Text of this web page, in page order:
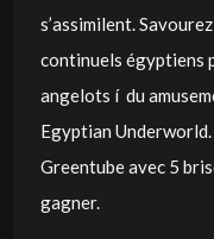
s’assimilent.
continuels égyptiens
angelots í du
Egyptian
Greentube avec 5
gagner.